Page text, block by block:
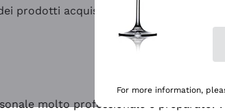
prodotti acquistati
molto professionale e
For more information,